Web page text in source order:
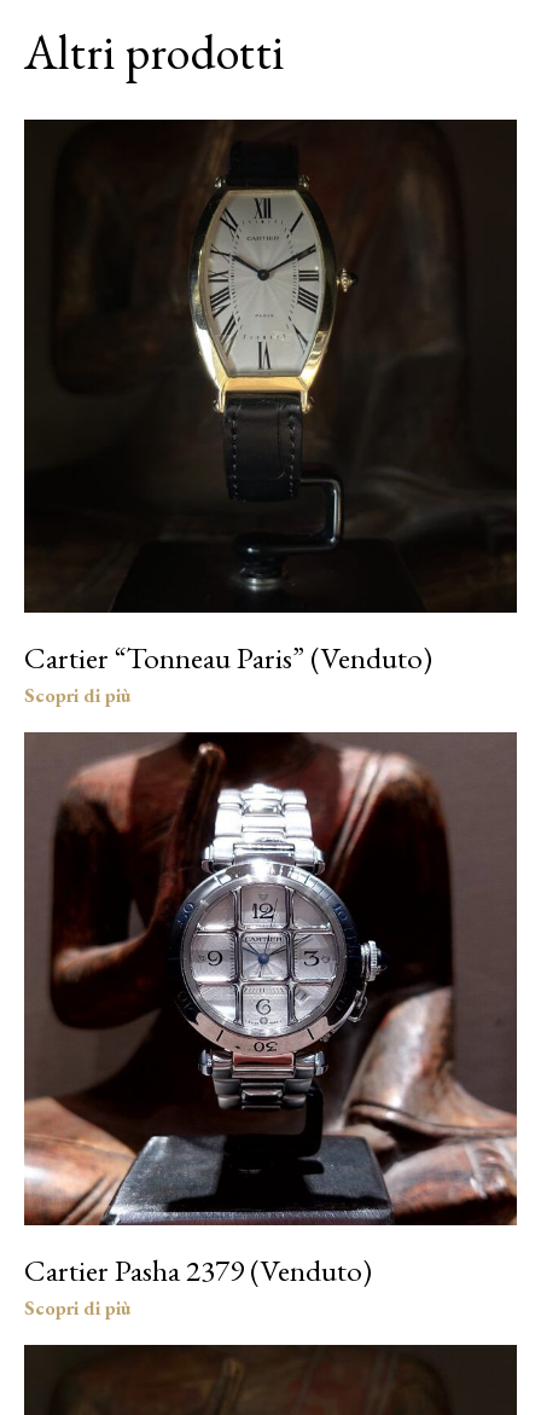
Altri prodotti
Cartier “Tonneau Paris” (Venduto)
Cartier Pasha 2379 (Venduto)